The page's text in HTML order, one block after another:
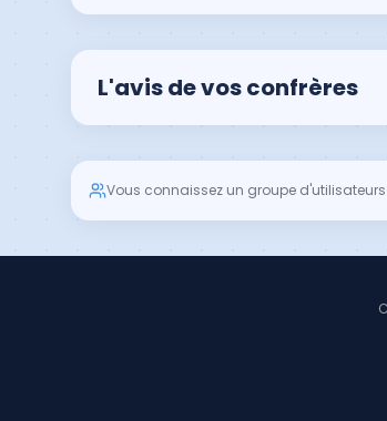
L'avis de vos confrères
Vous connaissez un groupe